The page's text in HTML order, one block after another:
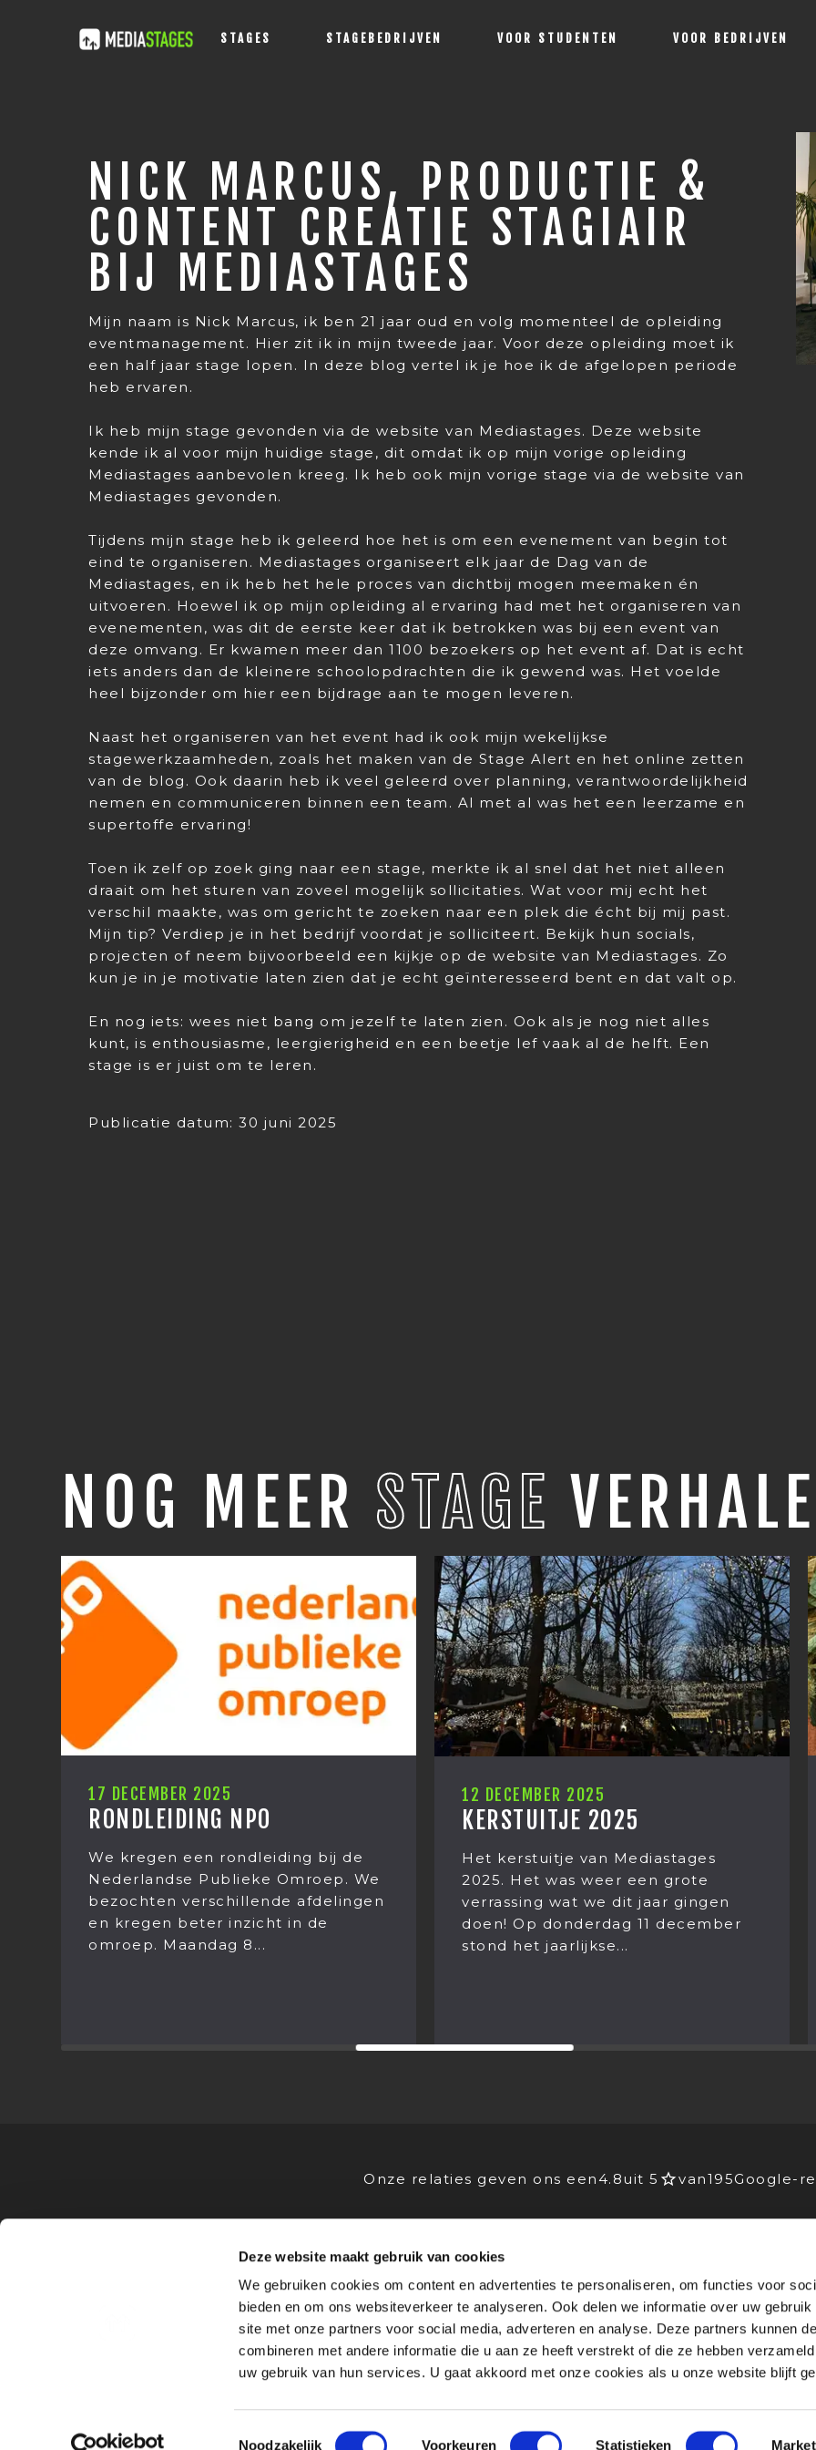
Deze website maakt gebruik van cookies
We gebruiken cookies om content en advertenties te personaliseren, om functies voor
bieden en om ons websiteverkeer te analyseren. Ook delen we informatie over uw gebruik
site met onze partners voor social media, adverteren en analyse. Deze partners kunnen
combineren met andere informatie die u aan ze heeft verstrekt of die ze hebben
uw gebruik van hun services. U gaat akkoord met onze cookies als u onze website blijft
Toestemmingsselectie
Noodzakelijk Voorkeuren Statistieken
STAGES STAGEBEDRIJVEN VOOR STUDENTEN VOOR BEDRIJVEN
NICK MARCUS, PRODUCTIE &
CONTENT CREATIE STAGIAIR
BIJ MEDIASTAGES
Mijn naam is Nick Marcus, ik ben 21 jaar oud en volg momenteel de opleiding
eventmanagement. Hier zit ik in mijn tweede jaar. Voor deze opleiding moet ik
een half jaar stage lopen. In deze blog vertel ik je hoe ik de afgelopen periode
heb ervaren.
Ik heb mijn stage gevonden via de website van Mediastages. Deze website
kende ik al voor mijn huidige stage, dit omdat ik op mijn vorige opleiding
Mediastages aanbevolen kreeg. Ik heb ook mijn vorige stage via de website van
Mediastages gevonden.
Tijdens mijn stage heb ik geleerd hoe het is om een evenement van begin tot
eind te organiseren. Mediastages organiseert elk jaar de Dag van de
Mediastages, en ik heb het hele proces van dichtbij mogen meemaken én
uitvoeren. Hoewel ik op mijn opleiding al ervaring had met het organiseren van
evenementen, was dit de eerste keer dat ik betrokken was bij een event van
deze omvang. Er kwamen meer dan 1100 bezoekers op het event af. Dat is echt
iets anders dan de kleinere schoolopdrachten die ik gewend was. Het voelde
heel bijzonder om hier een bijdrage aan te mogen leveren.
Naast het organiseren van het event had ik ook mijn wekelijkse
stagewerkzaamheden, zoals het maken van de Stage Alert en het online zetten
van de blog. Ook daarin heb ik veel geleerd over planning, verantwoordelijkheid
nemen en communiceren binnen een team. Al met al was het een leerzame en
supertoffe ervaring!
Toen ik zelf op zoek ging naar een stage, merkte ik al snel dat het niet alleen
draait om het sturen van zoveel mogelijk sollicitaties. Wat voor mij echt het
verschil maakte, was om gericht te zoeken naar een plek die écht bij mij past.
Mijn tip? Verdiep je in het bedrijf voordat je solliciteert. Bekijk hun socials,
projecten of neem bijvoorbeeld een kijkje op de website van Mediastages. Zo
kun je in je motivatie laten zien dat je echt geïnteresseerd bent en dat valt op.
En nog iets: wees niet bang om jezelf te laten zien. Ook als je nog niet alles
kunt, is enthousiasme, leergierigheid en een beetje lef vaak al de helft. Een
stage is er juist om te leren.
Publicatie datum: 30 juni 2025
NOG MEER STAGE
17 DECEMBER 2025
RONDLEIDING NPO
We kregen een rondleiding bij de
Nederlandse Publieke Omroep. We
bezochten verschillende afdelingen
en kregen beter inzicht in de
omroep. Maandag 8...
12 DECEMBER 2025
KERSTUITJE 2025
Het kerstuitje van Mediastages
2025. Het was weer een grote
verrassing wat we dit jaar gingen
doen! Op donderdag 11 december
stond het jaarlijkse...
Onze relaties geven ons een 4.8uit 5 van195Google-
VOOR OPLEIDERS
Advies
Stagevoorlichting
Samenwerking
Nieuws & blogs
Advies
Stagebedrijven
Agenda
Nieuws & blogs
Mediastages
voorwaarden
I
statement
Disclaimer I Mediapact Contact